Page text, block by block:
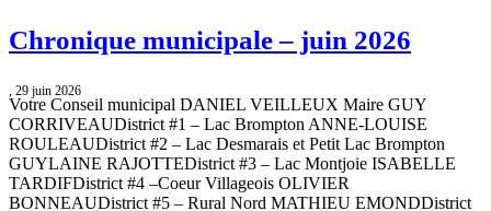
Chronique municipale – juin 2026
, 29 juin 2026
Votre Conseil municipal DANIEL VEILLEUX Maire GUY
CORRIVEAUDistrict #1 – Lac Brompton ANNE-LOUISE
ROULEAUDistrict #2 – Lac Desmarais et Petit Lac Brompton
GUYLAINE RAJOTTEDistrict #3 – Lac Montjoie ISABELLE
TARDIFDistrict #4 –Coeur Villageois OLIVIER
BONNEAUDistrict #5 – Rural Nord MATHIEU EMONDDistrict